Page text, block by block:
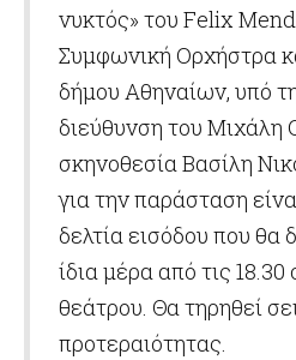
νυκτός» του Felix
Συμφωνική Ορχήστρα
δήμου Αθηναίων, υπό
διεύθυνση του Μιχάλη
σκηνοθεσία Βασίλη
για την παράσταση
δελτία εισόδου που θα
ίδια μέρα από τις
θεάτρου. Θα τηρηθεί
προτεραιότητας.